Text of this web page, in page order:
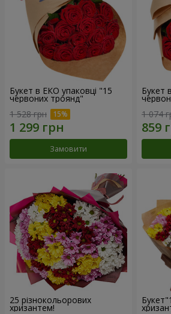
Букет в ЕКО упаковці "15
червоних троянд"
1 528 грн
Замовити
Букет
1 074
25 різнокольорових
хризантем!